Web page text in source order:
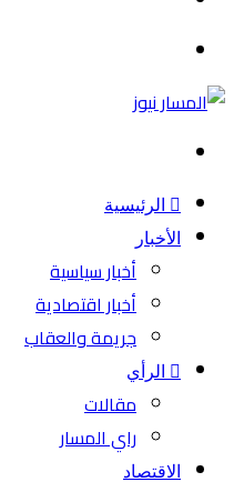
الرئيسية
الأخبار
أخبار سياسية
أخبار اقتصادية
جريمة والعقاب
الرأي
مقالات
راي المسار
الاقتصاد